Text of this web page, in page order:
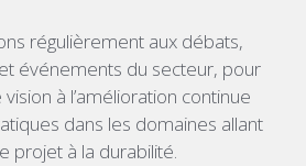
régulièrement aux débats,
événements du secteur, pour
à l’amélioration continue
dans les domaines allant
projet à la durabilité.